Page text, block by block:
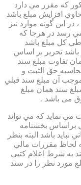
كه مقرر مي دارد
افزايش مبلغ باشد
اين گونه موارد نيز
رسد در هرجا كه
كل مبلغ باشد
باشد تحرير بر اساس
تفاوت مبلغ سند
حق الثبت و
آن مبلغ سند قبلي
سند همان مبلغ
می باشد .
مي نمايد كه مي تواند
براساس بخشنامه
باشد البته بنظر
لحاظ مقررات مالي
به شرط اعلام كتبي
مورد نظر را در سند